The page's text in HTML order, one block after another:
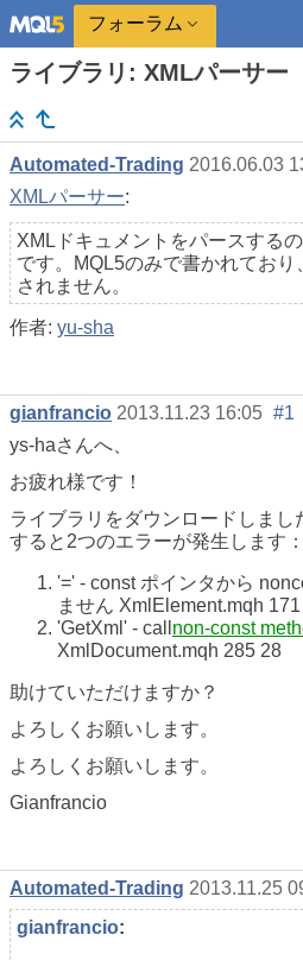
フォーラム
ライブラリ: XMLパーサー
Automated-Trading 2016.06.03
XMLパーサー:
XMLドキュメントをパースする
です。MQL5のみで書かれており
されません。
作者: yu-sha
gianfrancio 2013.11.23 16:05 #1
ys-haさんへ、
お疲れ様です！
ライブラリをダウンロードしまし
すると2つのエラーが発生します：
'=' - const ポインタから
ません XmlElement.mqh 171
'GetXml' - call non-const
XmlDocument.mqh 285 28
助けていただけますか？
よろしくお願いします。
よろしくお願いします。
Gianfrancio
Automated-Trading 2013.11.25
gianfrancio: